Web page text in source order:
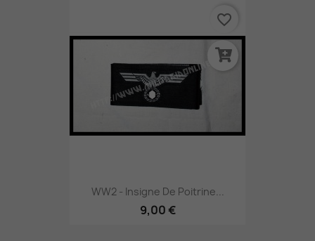
WW2 - Insigne De Poitrine...
9,00 €
favorite_border